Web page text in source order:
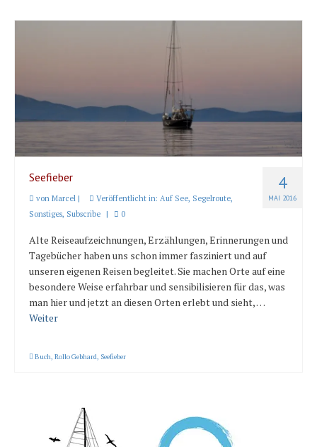
4
MAI 2016
Seefieber
von Marcel | Veröffentlicht in: Auf See, Segelroute,
Sonstiges, Subscribe | 0
Alte Reiseaufzeichnungen, Erzählungen, Erinnerungen und
Tagebücher haben uns schon immer fasziniert und auf
unseren eigenen Reisen begleitet. Sie machen Orte auf eine
besondere Weise erfahrbar und sensibilisieren für das, was
man hier und jetzt an diesen Orten erlebt und sieht, …
Weiter
Buch, Rollo Gebhard, Seefieber